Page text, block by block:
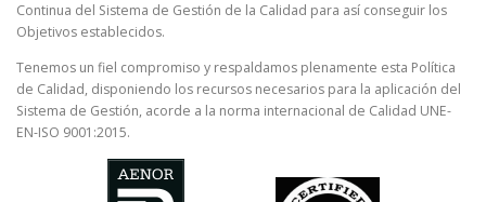
Continua del Sistema de Gestión de la Calidad para así conseguir los
Objetivos establecidos.
Tenemos un fiel compromiso y respaldamos plenamente esta Política
de Calidad, disponiendo los recursos necesarios para la aplicación del
Sistema de Gestión, acorde a la norma internacional de Calidad UNE-
EN-ISO 9001:2015.